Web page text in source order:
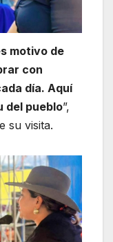
motivo de
con
día. Aquí
del pueblo”,
su visita.